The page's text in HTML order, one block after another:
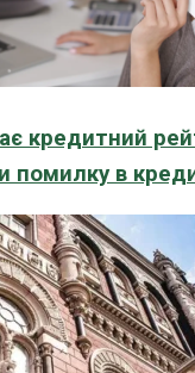
кредитний
помилку в